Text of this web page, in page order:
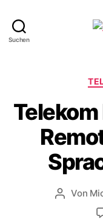
Suchen
Von